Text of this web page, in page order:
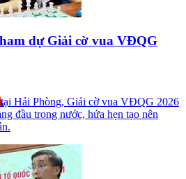
dự Giải cờ vua VĐQG
Hải Phòng, Giải cờ vua VĐQG 2026
đầu trong nước, hứa hẹn tạo nên